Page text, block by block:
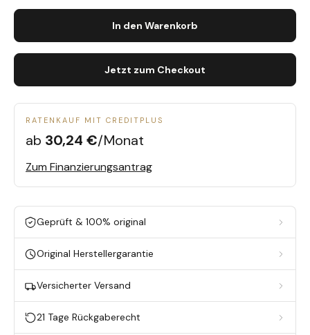
In den Warenkorb
Jetzt zum Checkout
RATENKAUF MIT CREDITPLUS
ab 30,24 €/Monat
Zum Finanzierungsantrag
Geprüft & 100% original
Original Herstellergarantie
Versicherter Versand
21 Tage Rückgaberecht